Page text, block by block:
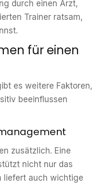
durch einen Arzt,
Trainer ratsam,
für einen
es weitere Faktoren,
beeinflussen
zusätzlich. Eine
nicht nur das
liefert auch wichtige